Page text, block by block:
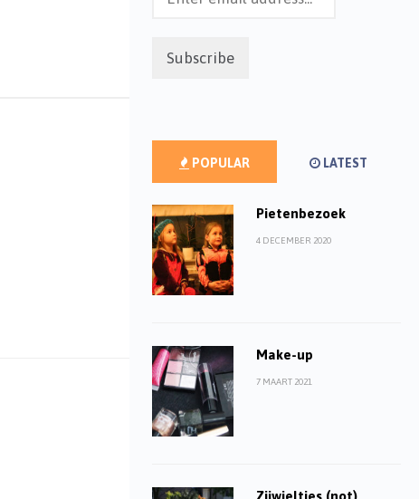
POPULAR LATEST
Pietenbezoek
4 DECEMBER 2020
Make-up
7 MAART 2021
Zijwieltjes (not)